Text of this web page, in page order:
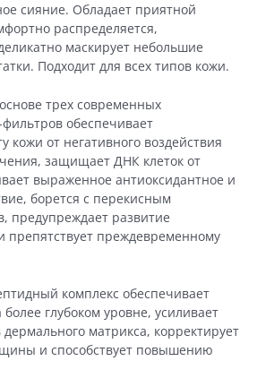
сияние. Обладает приятной
распределяется,
маскирует небольшие
Подходит для всех типов кожи.
трех современных
обеспечивает
кожи от негативного воздействия
защищает ДНК клеток от
выраженное антиоксидантное и
борется с перекисным
предупреждает развитие
препятствует преждевременному
комплекс обеспечивает
глубоком уровне, усиливает
матрикса, корректирует
и способствует повышению